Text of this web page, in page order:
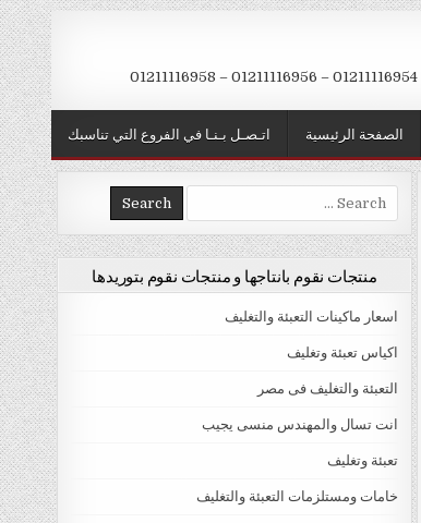
اتـصـل بـنـا في الفروع التي تناسبك الصفحة الرئيسية
Search
for:
منتجات نقوم بانتاجها و منتجات نقوم بتوريدها
اسعار ماكينات التعبئة والتغليف
اكياس تعبئة وتغليف
التعبئة والتغليف فى مصر
انت تسال والمهندس منسى يجيب
تعبئة وتغليف
خامات ومستلزمات التعبئة والتغليف